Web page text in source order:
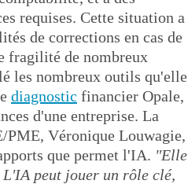
requises. Cette situation a
de corrections en cas de
fragilité de nombreux
les nombreux outils qu'elle
diagnostic financier Opale,
d'une entreprise. La
PME, Véronique Louwagie,
que permet l'IA. "Elle
L'IA peut jouer un rôle clé,